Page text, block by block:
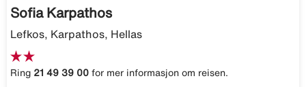
Sofia Karpathos
Lefkos, Karpathos, Hellas
Ring 21 49 39 00 for mer informasjon om reisen.